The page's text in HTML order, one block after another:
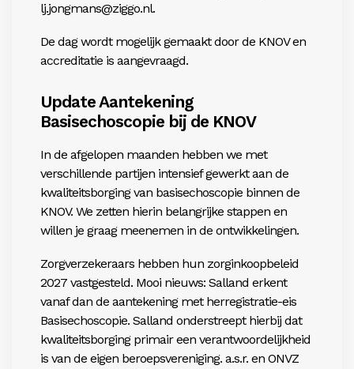
lj.jongmans@ziggo.nl.
De dag wordt mogelijk gemaakt door de KNOV en
accreditatie is aangevraagd.
Update Aantekening
Basisechoscopie bij de KNOV
In de afgelopen maanden hebben we met
verschillende partijen intensief gewerkt aan de
kwaliteitsborging van basisechoscopie binnen de
KNOV. We zetten hierin belangrijke stappen en
willen je graag meenemen in de ontwikkelingen.
Zorgverzekeraars hebben hun zorginkoopbeleid
2027 vastgesteld. Mooi nieuws: Salland erkent
vanaf dan de aantekening met herregistratie-eis
Basisechoscopie. Salland onderstreept hierbij dat
kwaliteitsborging primair een verantwoordelijkheid
is van de eigen beroepsvereniging. a.s.r. en ONVZ